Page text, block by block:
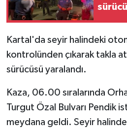
Kartal'da seyir halindeki
kontrolünden çıkarak takla
sürücüsü yaralandı.
Kaza, 06.00 sıralarında
Turgut Özal Bulvarı Pendik
meydana geldi. Seyir